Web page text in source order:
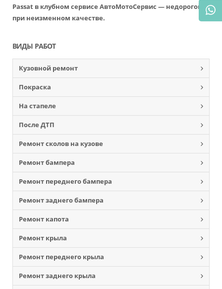
Passat в клубном сервисе АвтоМотоСервис — недорогой,
при неизменном качестве.
ВИДЫ РАБОТ
Кузовной ремонт
Покраска
На стапеле
После ДТП
Ремонт сколов на кузове
Ремонт бампера
Ремонт переднего бампера
Ремонт заднего бампера
Ремонт капота
Ремонт крыла
Ремонт переднего крыла
Ремонт заднего крыла